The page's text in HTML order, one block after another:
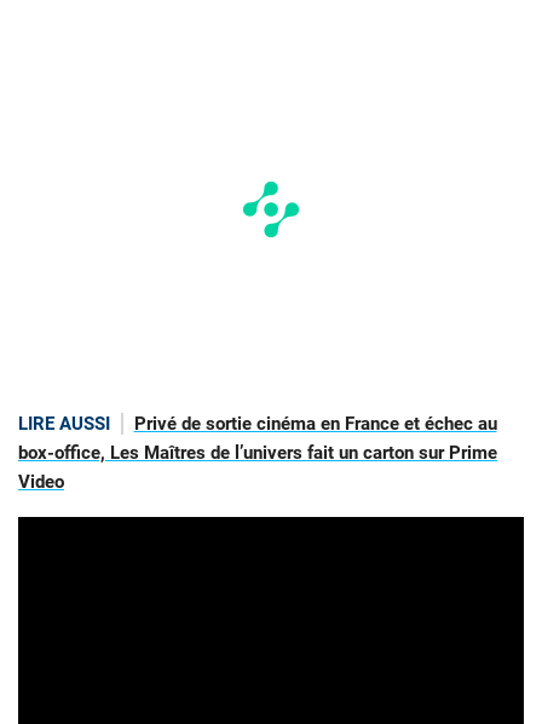
LIRE AUSSI
Privé de sortie cinéma en France et échec au
box-office, Les Maîtres de l’univers fait un carton sur Prime
Video